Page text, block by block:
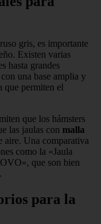
gris, es importante
Existen varias
hasta grandes
una base amplia y
que permiten el
que los hámsters
las jaulas con malla
aire. Una comparativa
como la «Jaula
que son bien
para la